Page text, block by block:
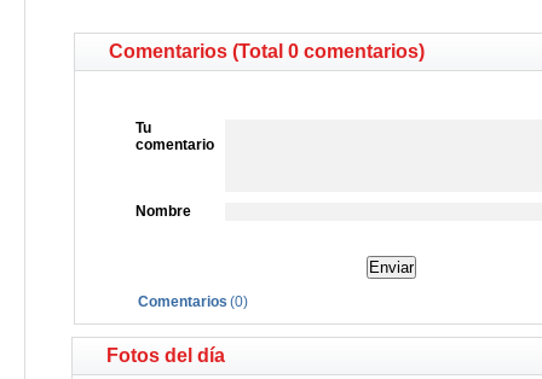
Comentarios (Total 0 comentarios)
Tu
comentario
Nombre
Comentarios (0)